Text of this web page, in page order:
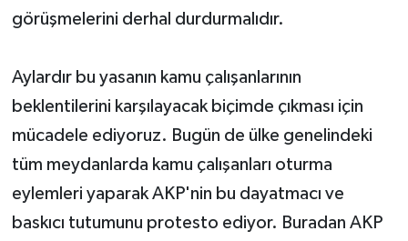
görüşmelerini derhal durdurmalıdır.
Aylardır bu yasanın kamu çalışanlarının
beklentilerini karşılayacak biçimde çıkması için
mücadele ediyoruz. Bugün de ülke genelindeki
tüm meydanlarda kamu çalışanları oturma
eylemleri yaparak AKP'nin bu dayatmacı ve
baskıcı tutumunu protesto ediyor. Buradan AKP